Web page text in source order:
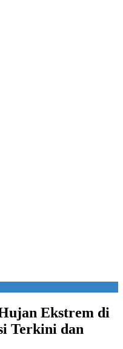
Ekstrem di
Terkini dan